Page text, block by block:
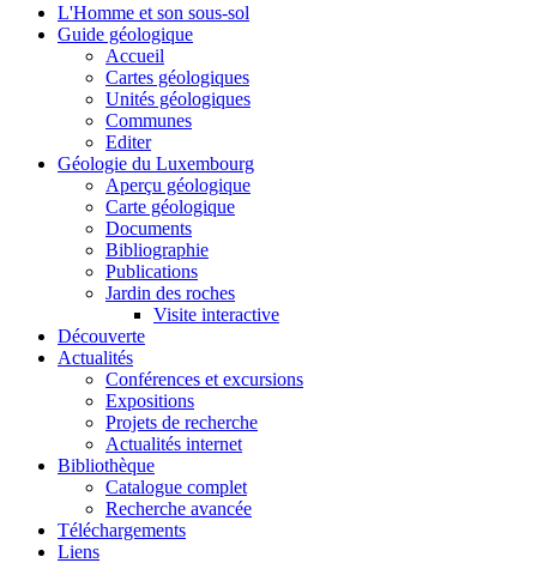
L'Homme et son sous-sol
Guide géologique
Accueil
Cartes géologiques
Unités géologiques
Communes
Editer
Géologie du Luxembourg
Aperçu géologique
Carte géologique
Documents
Bibliographie
Publications
Jardin des roches
Visite interactive
Découverte
Actualités
Conférences et excursions
Expositions
Projets de recherche
Actualités internet
Bibliothèque
Catalogue complet
Recherche avancée
Téléchargements
Liens